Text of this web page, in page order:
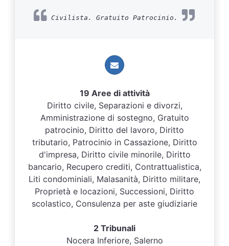
Civilista. Gratuito Patrocinio.
19 Aree di attività
Diritto civile, Separazioni e divorzi,
Amministrazione di sostegno, Gratuito
patrocinio, Diritto del lavoro, Diritto
tributario, Patrocinio in Cassazione, Diritto
d'impresa, Diritto civile minorile, Diritto
bancario, Recupero crediti, Contrattualistica,
Liti condominiali, Malasanità, Diritto militare,
Proprietà e locazioni, Successioni, Diritto
scolastico, Consulenza per aste giudiziarie
2 Tribunali
Nocera Inferiore, Salerno